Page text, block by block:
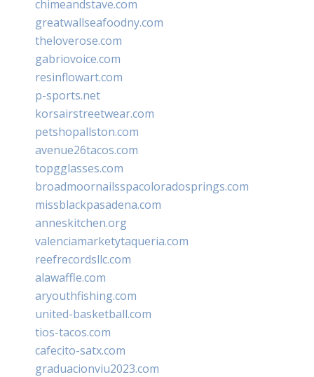
chimeandstave.com
greatwallseafoodny.com
theloverose.com
gabriovoice.com
resinflowart.com
p-sports.net
korsairstreetwear.com
petshopallston.com
avenue26tacos.com
topgglasses.com
broadmoornailsspacoloradosprings.com
missblackpasadena.com
anneskitchen.org
valenciamarketytaqueria.com
reefrecordsllc.com
alawaffle.com
aryouthfishing.com
united-basketball.com
tios-tacos.com
cafecito-satx.com
graduacionviu2023.com